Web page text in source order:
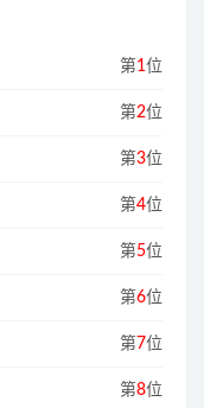
第1位
第2位
第3位
第4位
第5位
第6位
第7位
第8位